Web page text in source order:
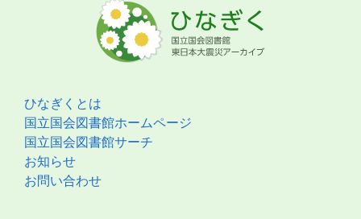
ひなぎくとは
国立国会図書館ホームページ
国立国会図書館サーチ
お知らせ
お問い合わせ